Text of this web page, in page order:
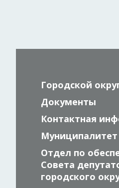
Городской
Документы
Контактная
Муниципалитет
Отдел по
Совета
городского